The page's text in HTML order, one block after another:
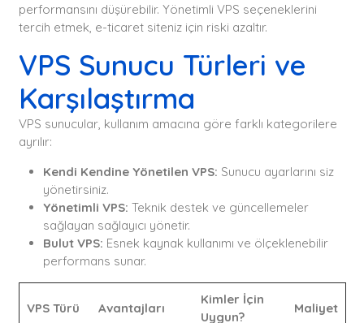
performansını düşürebilir. Yönetimli VPS seçeneklerini
tercih etmek, e-ticaret siteniz için riski azaltır.
VPS Sunucu Türleri ve
Karşılaştırma
VPS sunucular, kullanım amacına göre farklı kategorilere
ayrılır:
Kendi Kendine Yönetilen VPS: Sunucu ayarlarını siz
yönetirsiniz.
Yönetimli VPS: Teknik destek ve güncellemeler
sağlayan sağlayıcı yönetir.
Bulut VPS: Esnek kaynak kullanımı ve ölçeklenebilir
performans sunar.
VPS Türü Avantajları
Kimler İçin
Uygun?
Maliyet